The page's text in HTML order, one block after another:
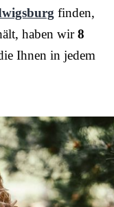
finden,
haben wir8
Ihnen in jedem